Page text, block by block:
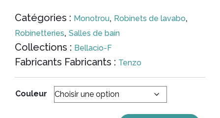
prix
initial
était :
$995.00.
prix
est :
Catégories : Monotrou, Robinets de lavabo,
Robinetteries, Salles de bain
Collections : Bellacio-F
Fabricants Fabricants : Tenzo
Couleur